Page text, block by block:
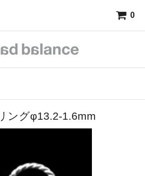
0
ングφ13.2-1.6mm